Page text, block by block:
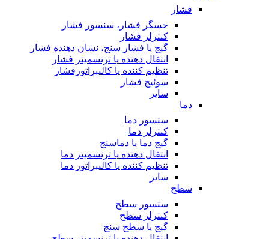
فشار
حسگر فشار، سنسور فشار
کنترلر فشار
گیج یا فشار سنج، نشان دهنده فشار
انتقال دهنده یا ترنسمیتر فشار
تنظیم کننده یا کالیبراتورفشار
سوئیچ فشار
سایر
دما
سنسور دما
کنترلر دما
گیج دما یا دماسنج
انتقال دهنده یا ترنسمیتر دما
تنظیم کننده یا کالیبراتور دما
سایر
سطح
سنسور سطح
کنترلر سطح
گیج یا سطح سنج